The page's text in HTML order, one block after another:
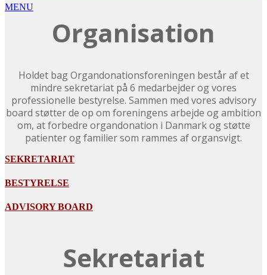
MENU
Organisation
Holdet bag Organdonationsforeningen består af et
mindre sekretariat på 6 medarbejder og vores
professionelle bestyrelse. Sammen med vores advisory
board støtter de op om foreningens arbejde og ambition
om, at forbedre organdonation i Danmark og støtte
patienter og familier som rammes af organsvigt.
SEKRETARIAT
BESTYRELSE
ADVISORY BOARD
Sekretariat